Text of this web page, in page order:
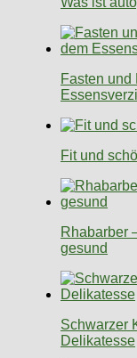
Fasten und
Fit und
Rhabarber
gesund
Schwarzer
Delikatesse